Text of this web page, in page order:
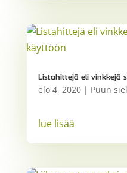
Listahittejä eli vinkkejä
elo 4, 2020| Puun
lue lisää